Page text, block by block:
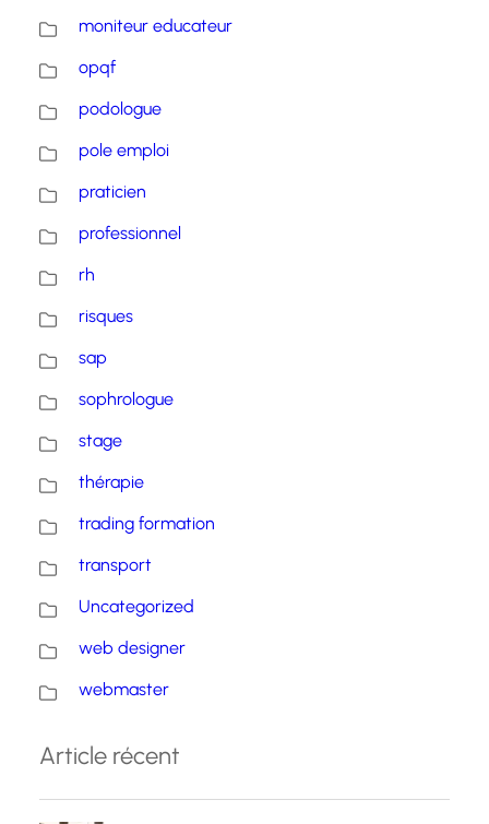
moniteur educateur
opqf
podologue
pole emploi
praticien
professionnel
rh
risques
sap
sophrologue
stage
thérapie
trading formation
transport
Uncategorized
web designer
webmaster
Article récent